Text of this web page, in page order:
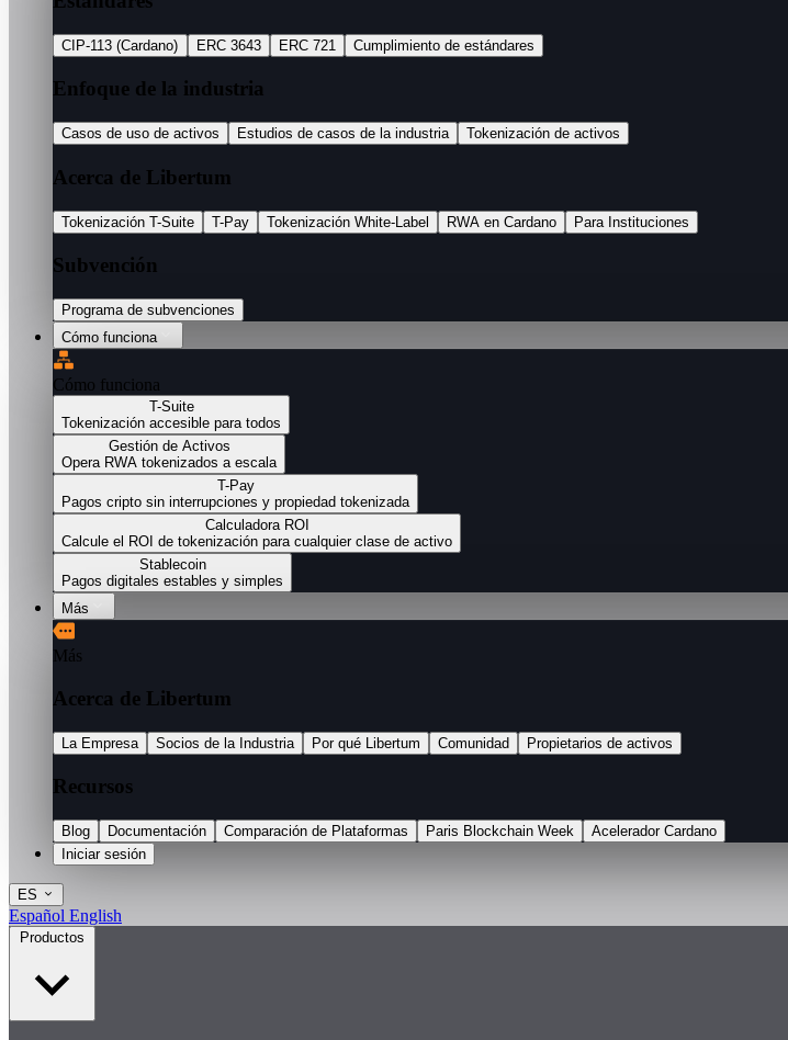
CIP-113 (Cardano) ERC 3643 ERC 721 Cumplimiento de estándares
Enfoque de la industria
Casos de uso de activos Estudios de casos de la industria Tokenización de activos
Acerca de Libertum
Tokenización T-Suite T-Pay Tokenización White-Label RWA en Cardano Para Instituciones
Subvención
Programa de subvenciones
Cómo funciona
Cómo funciona
T-Suite
Tokenización accesible para todos
Gestión de Activos
Opera RWA tokenizados a escala
T-Pay
Pagos cripto sin interrupciones y propiedad tokenizada
Calculadora ROI
Calcule el ROI de tokenización para cualquier clase de activo
Stablecoin
Pagos digitales estables y simples
Más
Más
Acerca de Libertum
La Empresa Socios de la Industria Por qué Libertum Comunidad Propietarios de activos
Recursos
Blog Documentación Comparación de Plataformas Paris Blockchain Week
Acelerador Cardano
Iniciar sesión
ES
Español English
Productos